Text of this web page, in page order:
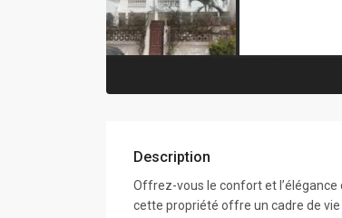
Description
Offrez-vous le confort et l’élégance
cette propriété offre un cadre de